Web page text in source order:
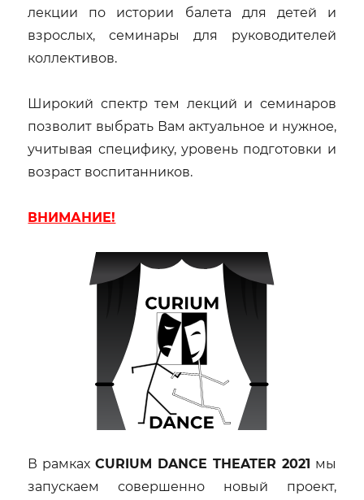
лекции по истории балета для детей и
взрослых, семинары для руководителей
коллективов.
Широкий спектр тем лекций и семинаров
позволит выбрать Вам актуальное и нужное,
учитывая специфику, уровень подготовки и
возраст воспитанников.
ВНИМАНИЕ!
В рамкахCURIUM DANCE THEATER 2021 мы
запускаем совершенно новый проект,